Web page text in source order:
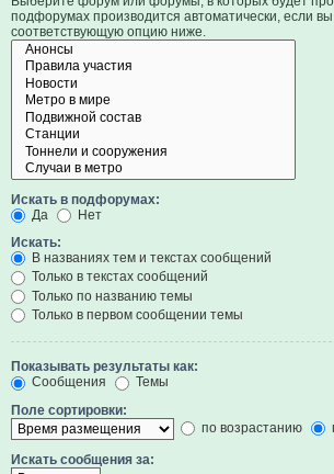
подфорумах производится автоматически, если
соответствующую опцию ниже.
Искать в подфорумах:
Да
Нет
Искать:
В названиях тем и текстах сообщений
Только в текстах сообщений
Только по названию темы
Только в первом сообщении темы
Показывать результаты как:
Сообщения
Темы
Поле сортировки:
по возрастанию
Искать сообщения за: